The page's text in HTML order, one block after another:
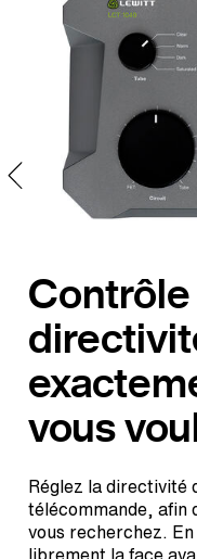
vous
Réglez la directivité
télécommande, afin
vous recherchez.